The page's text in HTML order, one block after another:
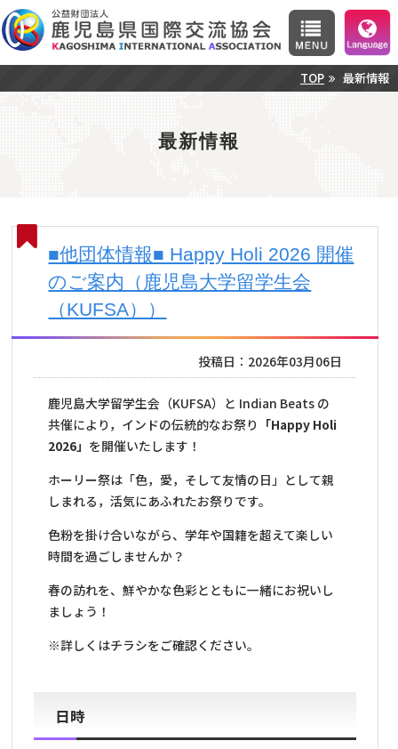
TOP 最新情報
最新情報
■他団体情報■ Happy Holi 2026 開催
のご案内（鹿児島大学留学生会
（KUFSA））
投稿日：2026年03月06日
鹿児島大学留学生会（KUFSA）と Indian Beats の
共催により，インドの伝統的なお祭り 「Happy Holi
2026」 を開催いたします！
ホーリー祭は「色，愛，そして友情の日」として親
しまれる，活気にあふれたお祭りです。
色粉を掛け合いながら、学年や国籍を超えて楽しい
時間を過ごしませんか？
春の訪れを、鮮やかな色彩とともに一緒にお祝いし
ましょう！
※詳しくはチラシをご確認ください。
日時